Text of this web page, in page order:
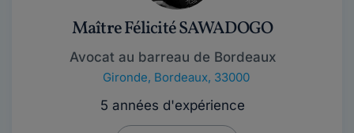
Maître Félicité SAWADOGO
Avocat au barreau de Bordeaux
Gironde, Bordeaux, 33000
5 années d'expérience